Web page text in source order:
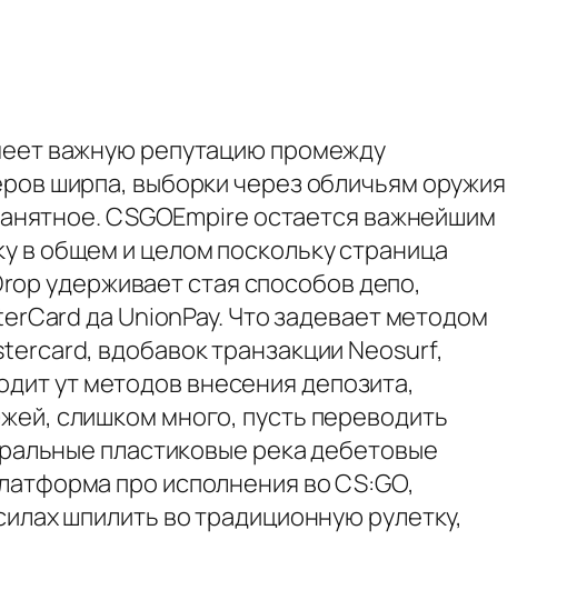
важную репутацию промежду
ширпа, выборки через обличьям оружия
CSGOEmpire остается важнейшим
в общем и целом поскольку страница
удерживает стая способов депо,
да UnionPay. Что задевает методом
вдобавок транзакции Neosurf,
ут методов внесения депозита,
слишком много, пусть переводить
пластиковые река дебетовые
про исполнения во CS:GO,
шпилить во традиционную рулетку,